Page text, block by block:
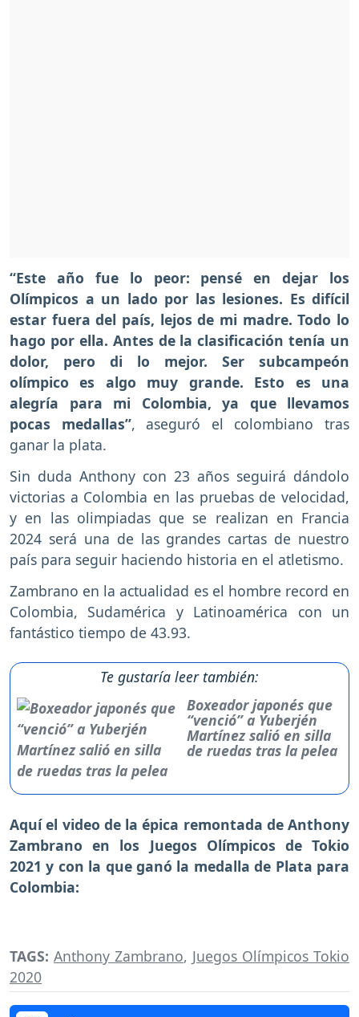
“Este año fue lo peor: pensé en dejar los
Olímpicos a un lado por las lesiones. Es difícil
estar fuera del país, lejos de mi madre. Todo lo
hago por ella. Antes de la clasificación tenía un
dolor, pero di lo mejor. Ser subcampeón
olímpico es algo muy grande. Esto es una
alegría para mi Colombia, ya que llevamos
pocas medallas”, aseguró el colombiano tras
ganar la plata.
Sin duda Anthony con 23 años seguirá dándolo
victorias a Colombia en las pruebas de velocidad,
y en las olimpiadas que se realizan en Francia
2024 será una de las grandes cartas de nuestro
país para seguir haciendo historia en el atletismo.
Zambrano en la actualidad es el hombre record en
Colombia, Sudamérica y Latinoamérica con un
fantástico tiempo de 43.93.
Te gustaría leer también:
Boxeador japonés que
“venció” a Yuberjén
Martínez salió en silla
de ruedas tras la pelea
Aquí el video de la épica remontada de Anthony
Zambrano en los Juegos Olímpicos de Tokio
2021 y con la que ganó la medalla de Plata para
Colombia:
TAGS: Anthony Zambrano, Juegos Olímpicos Tokio
2020